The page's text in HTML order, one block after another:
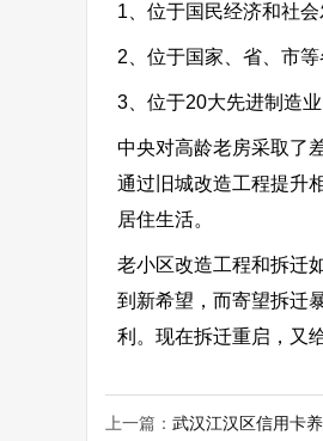
1、位于国民经济和社
2、位于国家、省、市
3、位于20大先进制造
中央对高龄老房采取了
通过旧城改造工程提升
居住生活。
老小区改造工程和拆迁
到新希望，而寄望拆迁
利。现在拆迁重启，又
上一篇： 武汉江汉区信用卡